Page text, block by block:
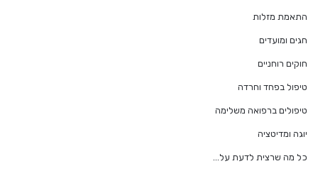
התאמת מזלות
חגים ומועדים
חוקים רוחניים
טיפול בפחד וחרדה
טיפולים ברפואה משלימה
יוגה ומדיטציה
כל מה שרצית לדעת על…